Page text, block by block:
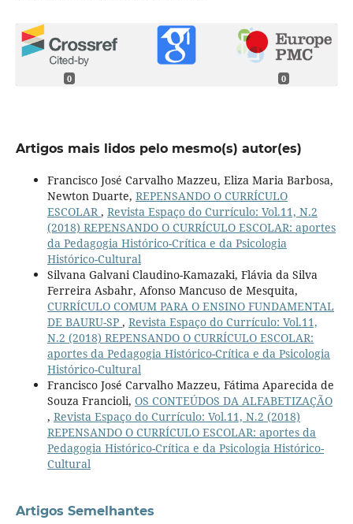
0 0
Artigos mais lidos pelo mesmo(s) autor(es)
Francisco José Carvalho Mazzeu, Eliza Maria Barbosa,
Newton Duarte, REPENSANDO O CURRÍCULO
ESCOLAR , Revista Espaço do Currículo: Vol.11, N.2
(2018) REPENSANDO O CURRÍCULO ESCOLAR: aportes
da Pedagogia Histórico-Crítica e da Psicologia
Histórico-Cultural
Silvana Galvani Claudino-Kamazaki, Flávia da Silva
Ferreira Asbahr, Afonso Mancuso de Mesquita,
CURRÍCULO COMUM PARA O ENSINO FUNDAMENTAL
DE BAURU-SP , Revista Espaço do Currículo: Vol.11,
N.2 (2018) REPENSANDO O CURRÍCULO ESCOLAR:
aportes da Pedagogia Histórico-Crítica e da Psicologia
Histórico-Cultural
Francisco José Carvalho Mazzeu, Fátima Aparecida de
Souza Francioli, OS CONTEÚDOS DA ALFABETIZAÇÃO
, Revista Espaço do Currículo: Vol.11, N.2 (2018)
REPENSANDO O CURRÍCULO ESCOLAR: aportes da
Pedagogia Histórico-Crítica e da Psicologia Histórico-
Cultural
Artigos Semelhantes